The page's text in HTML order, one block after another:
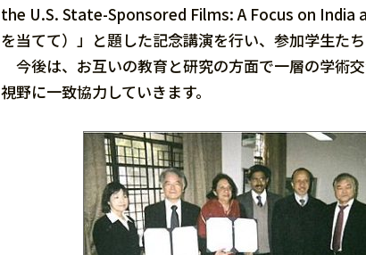
the U.S. State-Sponsored Films: A Focus on India
を当てて）」と題した記念講演を行い、参加学生た
今後は、お互いの教育と研究の方面で一層の学術
視野に一致協力していきます。